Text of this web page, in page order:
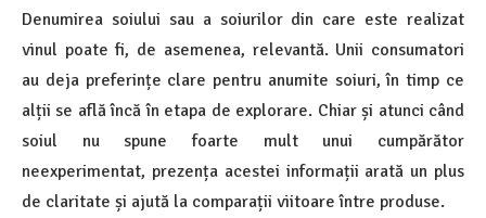
Denumirea soiului sau a soiurilor din care este realizat
vinul poate fi, de asemenea, relevantă. Unii consumatori
au deja preferințe clare pentru anumite soiuri, în timp ce
alții se află încă în etapa de explorare. Chiar și atunci când
soiul nu spune foarte mult unui cumpărător
neexperimentat, prezența acestei informații arată un plus
de claritate și ajută la comparații viitoare între produse.